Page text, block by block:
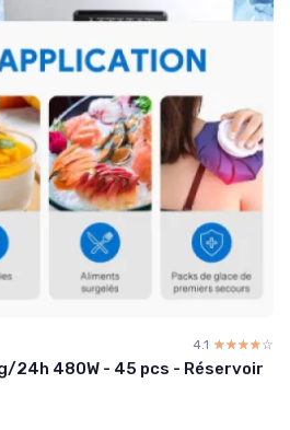
4.1 ☆☆☆☆☆
★★★★★
24h 480W - 45 pcs - Réservoir